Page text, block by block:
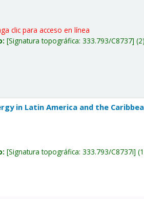
clic para acceso en línea
Signatura topográfica:333.793/C8737
in Latin America and the
Signatura topográfica:333.793/C8737i